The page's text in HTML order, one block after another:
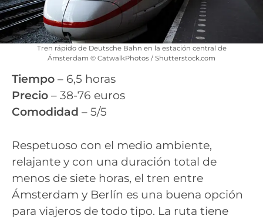
Tren rápido de Deutsche Bahn en la estación central de
Ámsterdam © CatwalkPhotos / Shutterstock.com
Tiempo – 6,5 horas
Precio – 38-76 euros
Comodidad – 5/5
Respetuoso con el medio ambiente,
relajante y con una duración total de
menos de siete horas, el tren entre
Ámsterdam y Berlín es una buena opción
para viajeros de todo tipo. La ruta tiene